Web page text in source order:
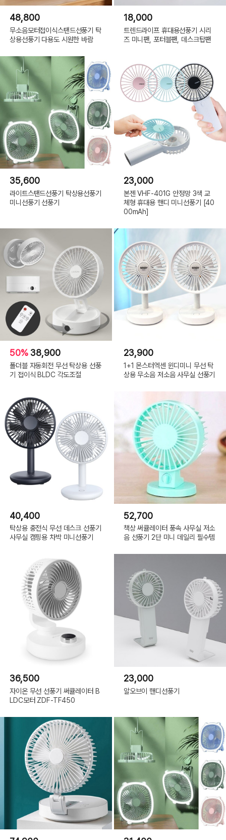
48,800
무소음모터접이식스탠드선풍기 탁
상용선풍기 다용도 시원한 바람
18,000
트렌드라이프 휴대용선풍기 시리
즈 미니팬, 포터블팬, 데스크탑팬
35,600
라이트스탠드선풍기 탁상용선풍기
미니선풍기 선풍기
23,000
본젠 VHF-401G 안정망 3색 교
체형 휴대용 핸디 미니선풍기 [40
00mAh]
50% 38,900
폴더블 자동회전 무선 탁상용 선풍
기 접이식 BLDC 각도조절
23,900
1+1 몬스터엑센 윈디미니 무선 탁
상용 무소음 저소음 사무실 선풍기
40,400
탁상용 충전식 무선 데스크 선풍기
사무실 캠핑용 차박 미니선풍기
52,700
책상 써큘레이터 풍속 사무실 저소
음 선풍기 2단 미니 데일리 필수템
36,500
자이온 무선 선풍기 써큘레이터 B
LDC모터 ZDF-TF450
23,000
알오브이 핸디선풍기